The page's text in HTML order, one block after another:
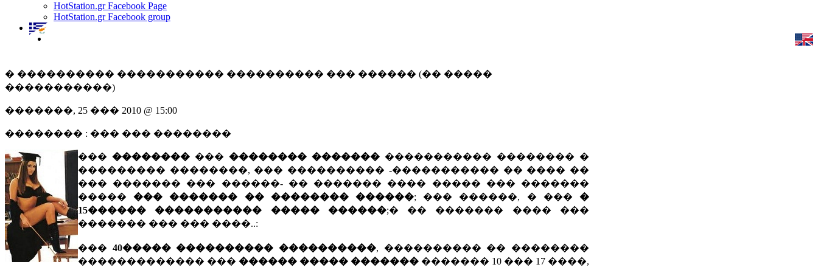
HotStation.gr Facebook Page
HotStation.gr Facebook group
� ���������� ����������� ���������� ��� ������ (�� �����
�����������)
�������, 25 ��� 2010 @ 15:00
�������� : ��� ��� ��������
��� �������� ��� �������� ������� ����������� �������� �
��������� ��������, ��� ���������� -����������� �� ���� ��
��� ������� ��� ������- �� ������� ���� ����� ��� �������
�������� ������� �� �������� ������; ��� ������, � ����
15������ ����������� ����� ������;� �� ������� ���� ���
������� ��� ��� ����..:
��� 40����� ���������� ����������, ���������� �� ��������
������������� ��� ������ ����� ������� ������� 10 ��� 17 ����,